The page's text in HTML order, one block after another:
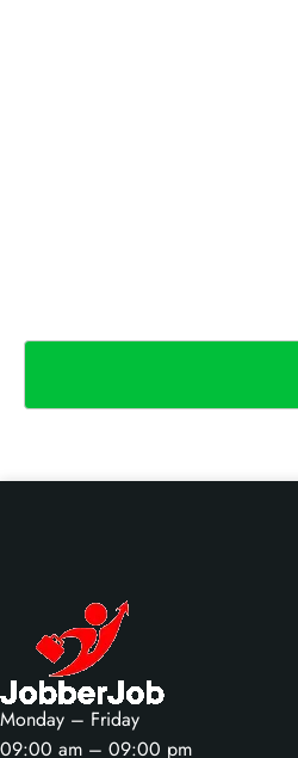
Monday – Friday
09:00 am – 09:00 pm